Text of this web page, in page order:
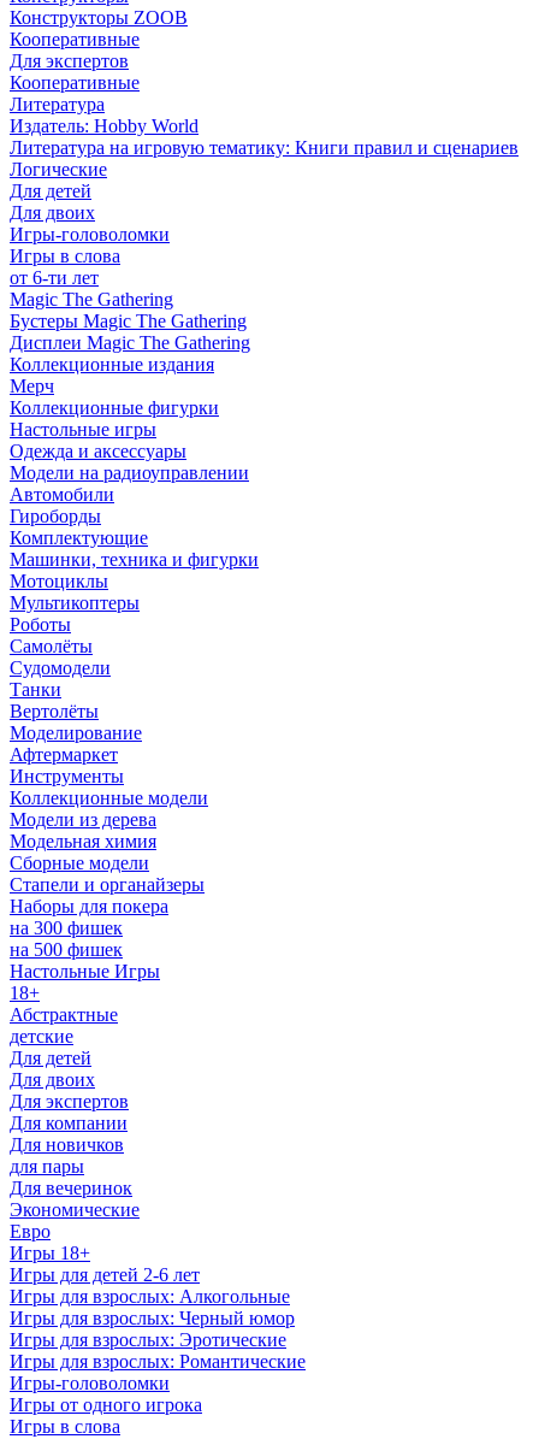
Конструкторы ZOOB
Кооперативные
Для экспертов
Кооперативные
Литература
Издатель: Hobby World
Литература на игровую тематику: Книги правил и сценариев
Логические
Для детей
Для двоих
Игры-головоломки
Игры в слова
от 6-ти лет
Magic The Gathering
Бустеры Magic The Gathering
Дисплеи Magic The Gathering
Коллекционные издания
Мерч
Коллекционные фигурки
Настольные игры
Одежда и аксессуары
Модели на радиоуправлении
Автомобили
Гироборды
Комплектующие
Машинки, техника и фигурки
Мотоциклы
Мультикоптеры
Роботы
Самолёты
Судомодели
Танки
Вертолёты
Моделирование
Афтермаркет
Инструменты
Коллекционные модели
Модели из дерева
Модельная химия
Сборные модели
Стапели и органайзеры
Наборы для покера
на 300 фишек
на 500 фишек
Настольные Игры
18+
Абстрактные
детские
Для детей
Для двоих
Для экспертов
Для компании
Для новичков
для пары
Для вечеринок
Экономические
Евро
Игры 18+
Игры для детей 2-6 лет
Игры для взрослых: Алкогольные
Игры для взрослых: Черный юмор
Игры для взрослых: Эротические
Игры для взрослых: Романтические
Игры-головоломки
Игры от одного игрока
Игры в слова